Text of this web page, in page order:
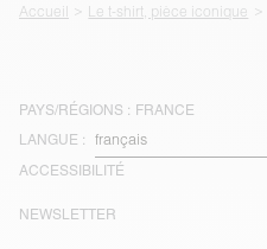
Accueil Le t-shirt, pièce iconique
PAYS/RÉGIONS : FRANCE
LANGUE :
ACCESSIBILITÉ
NEWSLETTER